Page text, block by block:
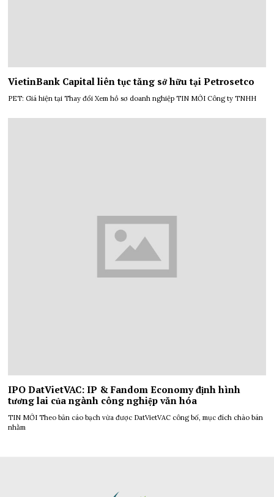
VietinBank Capital liên tục tăng sở hữu tại Petrosetco
PET: Giá hiện tại Thay đổi Xem hồ sơ doanh nghiệp TIN MỚI Công ty TNHH
IPO DatVietVAC: IP & Fandom Economy định hình
tương lai của ngành công nghiệp văn hóa
TIN MỚI Theo bản cáo bạch vừa được DatVietVAC công bố, mục đích chào bán
nhằm